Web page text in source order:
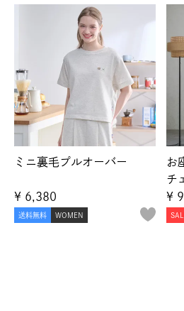
ミニ裏毛プルオーバー
送料無料 WOMEN
¥ 6,380
お
チ
¥